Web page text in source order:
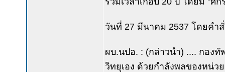
วันที่ 27 มีนาคม 2537 โดยคำ
ผบ.นปอ. : (กล่าวนำ) .... กอง
วิทยุเอง ด้วยกำลังพลของหน่ว